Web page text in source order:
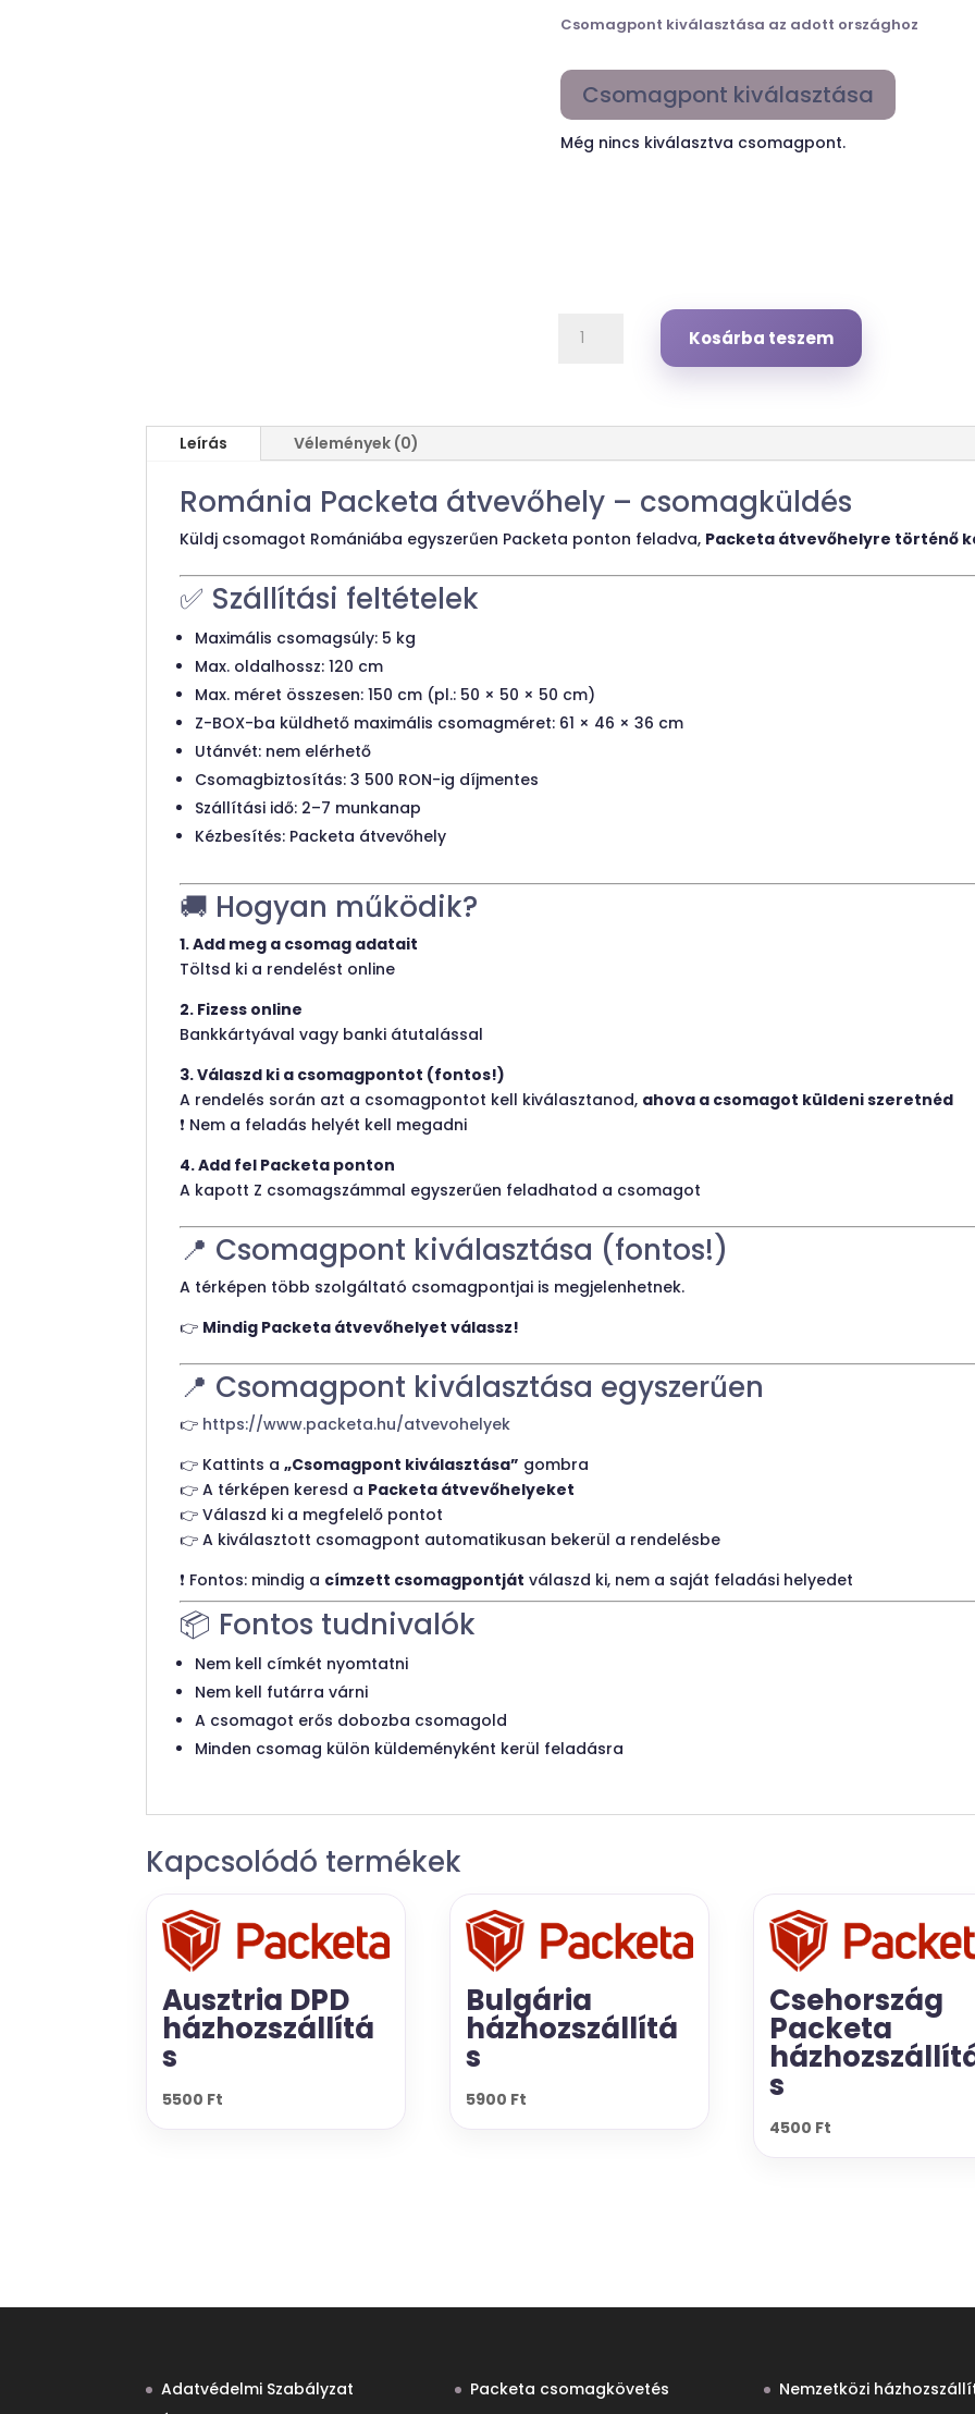
Csomagpont kiválasztása az adott országhoz
Csomagpont kiválasztása
Még nincs kiválasztva csomagpont.
Packeta
Kosárba teszem
Leírás Vélemények (0)
Románia Packeta átvevőhely – csomagküldés
Küldj csomagot Romániába egyszerűen Packeta ponton feladva, Packeta átvevőhelyre történő
✅ Szállítási feltételek
Maximális csomagsúly: 5 kg
Max. oldalhossz: 120 cm
Max. méret összesen: 150 cm (pl.: 50 × 50 × 50 cm)
Z-BOX-ba küldhető maximális csomagméret: 61 × 46 × 36 cm
Utánvét: nem elérhető
Csomagbiztosítás: 3 500 RON-ig díjmentes
Szállítási idő: 2–7 munkanap
Kézbesítés: Packeta átvevőhely
🚚 Hogyan működik?
1. Add meg a csomag adatait
Töltsd ki a rendelést online
2. Fizess online
Bankkártyával vagy banki átutalással
3. Válaszd ki a csomagpontot (fontos!)
A rendelés során azt a csomagpontot kell kiválasztanod, ahova a csomagot küldeni szeretnéd
❗ Nem a feladás helyét kell megadni
4. Add fel Packeta ponton
A kapott Z csomagszámmal egyszerűen feladhatod a csomagot
📍 Csomagpont kiválasztása (fontos!)
A térképen több szolgáltató csomagpontjai is megjelenhetnek.
👉 Mindig Packeta átvevőhelyet válassz!
📍 Csomagpont kiválasztása egyszerűen
👉 https://www.packeta.hu/atvevohelyek
👉 Kattints a„Csomagpont kiválasztása” gombra
👉 A térképen keresd a Packeta átvevőhelyeket
👉 Válaszd ki a megfelelő pontot
👉 A kiválasztott csomagpont automatikusan bekerül a rendelésbe
❗ Fontos: mindig a címzett csomagpontját válaszd ki, nem a saját feladási helyedet
📦 Fontos tudnivalók
Nem kell címkét nyomtatni
Nem kell futárra várni
A csomagot erős dobozba csomagold
Minden csomag külön küldeményként kerül feladásra
Kapcsolódó termékek
Ausztria DPD
házhozszállítá
s
5500 Ft
Bulgária
házhozszállítá
s
5900 Ft
Csehország
Packeta
s
4500 Ft
Adatvédelmi Szabályzat
Packeta csomagkövetés
Nemzetközi